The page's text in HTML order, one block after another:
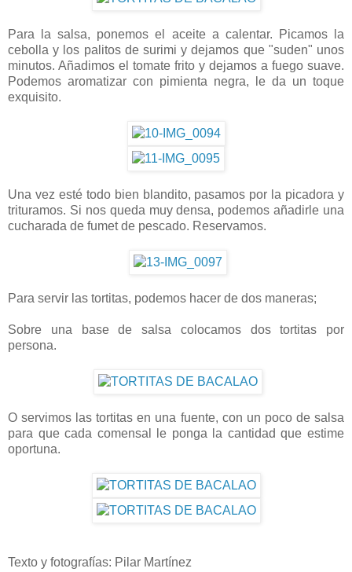
Para la salsa, ponemos el aceite a calentar. Picamos la
cebolla y los palitos de surimi y dejamos que "suden" unos
minutos. Añadimos el tomate frito y dejamos a fuego suave.
Podemos aromatizar con pimienta negra, le da un toque
exquisito.
Una vez esté todo bien blandito, pasamos por la picadora y
trituramos. Si nos queda muy densa, podemos añadirle una
cucharada de fumet de pescado. Reservamos.
Para servir las tortitas, podemos hacer de dos maneras;
Sobre una base de salsa colocamos dos tortitas por
persona.
O servimos las tortitas en una fuente, con un poco de salsa
para que cada comensal le ponga la cantidad que estime
oportuna.
Texto y fotografías: Pilar Martínez